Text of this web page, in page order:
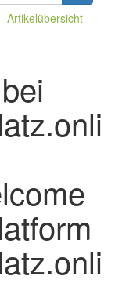
Artikelübersicht